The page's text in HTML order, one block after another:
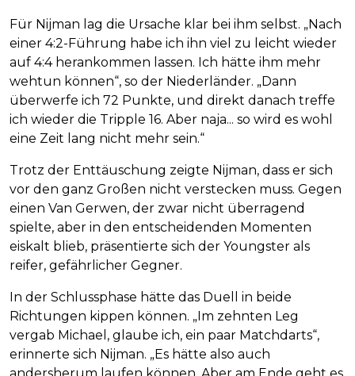
Für Nijman lag die Ursache klar bei ihm selbst. „Nach
einer 4:2-Führung habe ich ihn viel zu leicht wieder
auf 4:4 herankommen lassen. Ich hätte ihm mehr
wehtun können“, so der Niederländer. „Dann
überwerfe ich 72 Punkte, und direkt danach treffe
ich wieder die Tripple 16. Aber naja... so wird es wohl
eine Zeit lang nicht mehr sein.“
Trotz der Enttäuschung zeigte Nijman, dass er sich
vor den ganz Großen nicht verstecken muss. Gegen
einen Van Gerwen, der zwar nicht überragend
spielte, aber in den entscheidenden Momenten
eiskalt blieb, präsentierte sich der Youngster als
reifer, gefährlicher Gegner.
In der Schlussphase hätte das Duell in beide
Richtungen kippen können. „Im zehnten Leg
vergab Michael, glaube ich, ein paar Matchdarts“,
erinnerte sich Nijman. „Es hätte also auch